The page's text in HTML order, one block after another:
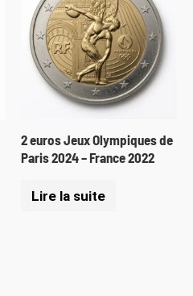
2 euros Jeux Olympiques de
Paris 2024 – France 2022
Lire la suite